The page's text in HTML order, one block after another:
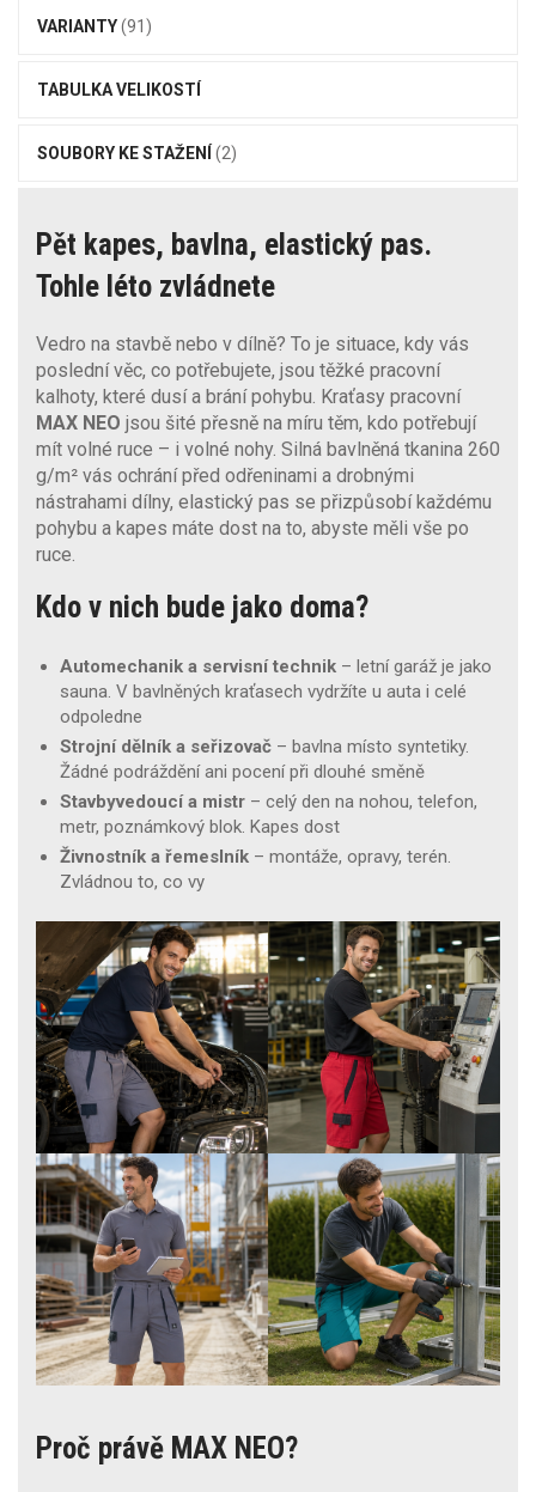
VARIANTY(91)
TABULKA VELIKOSTÍ
SOUBORY KE STAŽENÍ (2)
Pět kapes, bavlna, elastický pas.
Tohle léto zvládnete
Vedro na stavbě nebo v dílně? To je situace, kdy vás
poslední věc, co potřebujete, jsou těžké pracovní
kalhoty, které dusí a brání pohybu. Kraťasy pracovní
MAX NEO jsou šité přesně na míru těm, kdo potřebují
mít volné ruce – i volné nohy. Silná bavlněná tkanina 260
g/m² vás ochrání před odřeninami a drobnými
nástrahami dílny, elastický pas se přizpůsobí každému
pohybu a kapes máte dost na to, abyste měli vše po
ruce.
Kdo v nich bude jako doma?
Automechanik a servisní technik – letní garáž je jako
sauna. V bavlněných kraťasech vydržíte u auta i celé
odpoledne
Strojní dělník a seřizovač – bavlna místo syntetiky.
Žádné podráždění ani pocení při dlouhé směně
Stavbyvedoucí a mistr – celý den na nohou, telefon,
metr, poznámkový blok. Kapes dost
Živnostník a řemeslník – montáže, opravy, terén.
Zvládnou to, co vy
Proč právě MAX NEO?